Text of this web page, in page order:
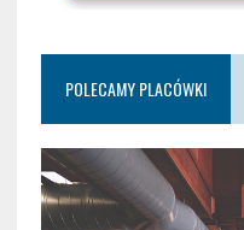
POLECAMY PLACÓWKI